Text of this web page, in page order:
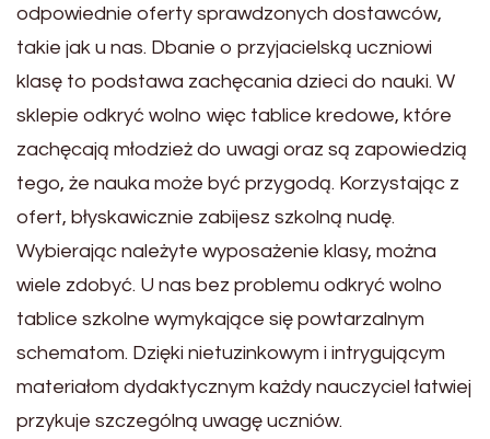
odpowiednie oferty sprawdzonych dostawców,
takie jak u nas. Dbanie o przyjacielską uczniowi
klasę to podstawa zachęcania dzieci do nauki. W
sklepie odkryć wolno więc tablice kredowe, które
zachęcają młodzież do uwagi oraz są zapowiedzią
tego, że nauka może być przygodą. Korzystając z
ofert, błyskawicznie zabijesz szkolną nudę.
Wybierając należyte wyposażenie klasy, można
wiele zdobyć. U nas bez problemu odkryć wolno
tablice szkolne wymykające się powtarzalnym
schematom. Dzięki nietuzinkowym i intrygującym
materiałom dydaktycznym każdy nauczyciel łatwiej
przykuje szczególną uwagę uczniów.